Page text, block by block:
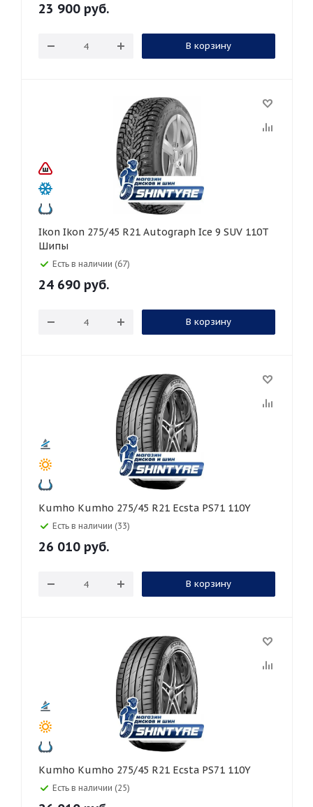
23 900 руб.
В корзину
Ikon Ikon 275/45 R21 Autograph Ice 9 SUV 110T
Шипы
Есть в наличии (67)
24 690 руб.
В корзину
Kumho Kumho 275/45 R21 Ecsta PS71 110Y
Есть в наличии (33)
26 010 руб.
В корзину
Kumho Kumho 275/45 R21 Ecsta PS71 110Y
Есть в наличии (25)